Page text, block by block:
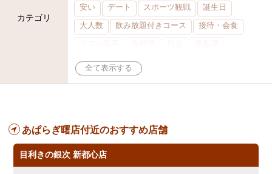
カテゴリ
安い デート スポーツ観戦 誕生日
大人数 飲み放題付きコース 接待・会食
記念日 泡盛
合コン オリオンドラフト
送別会
あぱらぎ曙店付近のおすすめ店舗
目利きの銀次 新都心店